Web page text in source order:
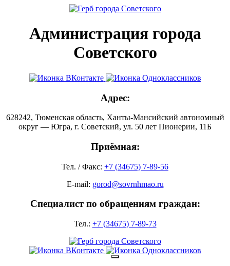
Администрация города
Советского
Адрес:
628242, Тюменская область, Ханты-Мансийский автономный
округ — Югра, г. Советский, ул. 50 лет Пионерии, 11Б
Приёмная:
Тел. / Факс: +7 (34675) 7-89-56
E-mail: gorod@sovrnhmao.ru
Специалист по обращениям граждан:
Тел.: +7 (34675) 7-89-73